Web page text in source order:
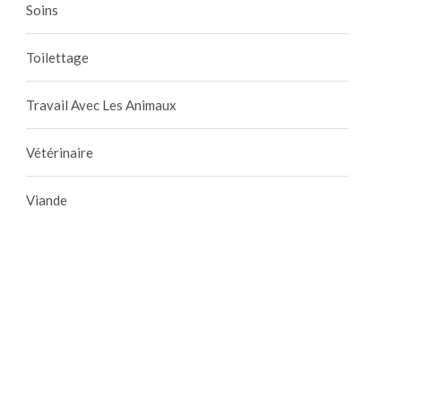
Soins
Toilettage
Travail Avec Les Animaux
Vétérinaire
Viande